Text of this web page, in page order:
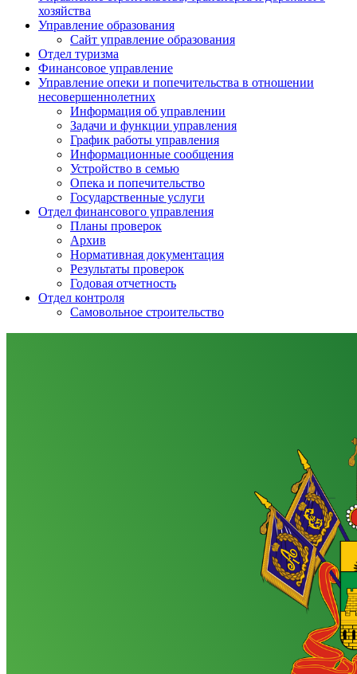
хозяйства
Управление образования
Сайт управление образования
Отдел туризма
Финансовое управление
Управление опеки и попечительства в отношении
несовершеннолетних
Информация об управлении
Задачи и функции управления
График работы управления
Информационные сообщения
Устройство в семью
Опека и попечительство
Государственные услуги
Отдел финансового управления
Планы проверок
Архив
Нормативная документация
Результаты проверок
Годовая отчетность
Отдел контроля
Самовольное строительство